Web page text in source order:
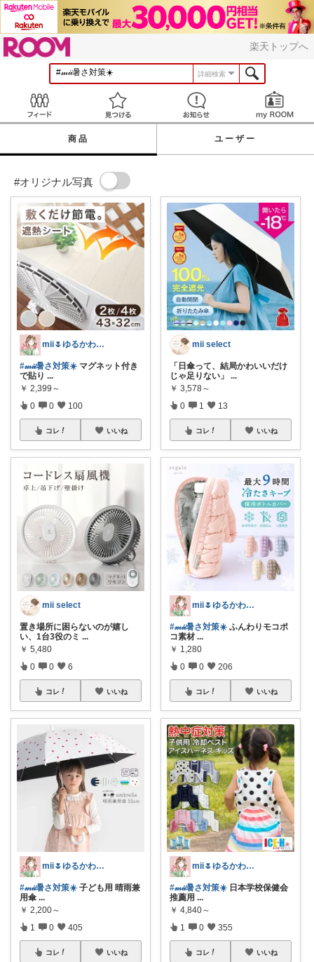
楽天トップへ
詳細検索
見つける お知らせ
商品 ユーザー
#オリジナル写真
mii🌷ゆるかわアイテム探し🔍🫧
#𝓂𝒾𝒾暑さ対策☀️ マグネット付き
で貼り ...
￥ 2,399～
0 0 100
コレ いいね
mii select
置き場所に困らないのが嬉し
い、1台3役のミ ...
￥ 5,480
0 0 6
コレ いいね
mii🌷ゆるかわアイテム探し🔍🫧
#𝓂𝒾𝒾暑さ対策☀️ 子ども用 晴雨兼
用傘 ...
￥ 2,200～
1 0 405
コレ いいね
mii select
「日傘って、結局かわいいだけ
じゃ足りない」
...
￥ 3,578～
0 1 13
コレ いいね
mii🌷ゆるかわアイテム探し🔍🫧
#𝓂𝒾𝒾暑さ対策☀️ ふんわりモコポ
コ素材 ...
￥ 1,280
0 0 206
コレ いいね
mii🌷ゆるかわアイテム探し🔍🫧
#𝓂𝒾𝒾暑さ対策☀️ 日本学校保健会
推薦用 ...
￥ 4,840～
1 0 355
コレ いいね